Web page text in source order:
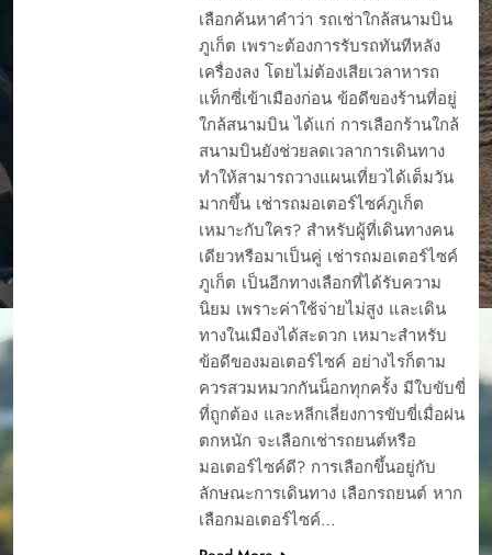
เลือกค้นหาคำว่า รถเช่าใกล้สนามบิน
ภูเก็ต เพราะต้องการรับรถทันทีหลัง
เครื่องลง โดยไม่ต้องเสียเวลาหารถ
แท็กซี่เข้าเมืองก่อน ข้อดีของร้านที่อยู่
ใกล้สนามบิน ได้แก่ การเลือกร้านใกล้
สนามบินยังช่วยลดเวลาการเดินทาง
ทำให้สามารถวางแผนเที่ยวได้เต็มวัน
มากขึ้น เช่ารถมอเตอร์ไซค์ภูเก็ต
เหมาะกับใคร? สำหรับผู้ที่เดินทางคน
เดียวหรือมาเป็นคู่ เช่ารถมอเตอร์ไซค์
ภูเก็ต เป็นอีกทางเลือกที่ได้รับความ
นิยม เพราะค่าใช้จ่ายไม่สูง และเดิน
ทางในเมืองได้สะดวก เหมาะสำหรับ
ข้อดีของมอเตอร์ไซค์ อย่างไรก็ตาม
ควรสวมหมวกกันน็อกทุกครั้ง มีใบขับขี่
ที่ถูกต้อง และหลีกเลี่ยงการขับขี่เมื่อฝน
ตกหนัก จะเลือกเช่ารถยนต์หรือ
มอเตอร์ไซค์ดี? การเลือกขึ้นอยู่กับ
ลักษณะการเดินทาง เลือกรถยนต์ หาก
เลือกมอเตอร์ไซค์…